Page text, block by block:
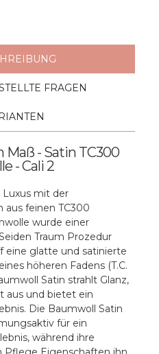
FRAGEN
Maß - Satin TC300
- Cali 2
Luxus mit der
feinen TC300
wurde einer
Traum Prozedur
eine glatte und satinierte
höheren Fadens (T.C.
Satin strahlt Glanz,
aus und bietet ein
Die Baumwoll Satin
für ein
während ihre